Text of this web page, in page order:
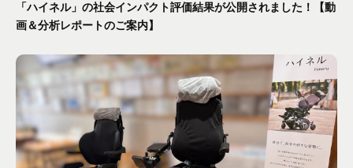
「ハイネル」の社会インパクト評価結果が公開されました！【動
画＆分析レポートのご案内】